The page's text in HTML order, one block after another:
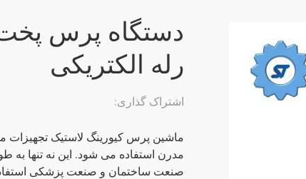
دستگاه پرس پخت
رله الکتریکی
اشتراک گذاری:
ماشین پرس کیورینگ لاستیک
مدرن استفاده می شود. این نه تنها
صنعت ساختمان و صنعت پزشکی